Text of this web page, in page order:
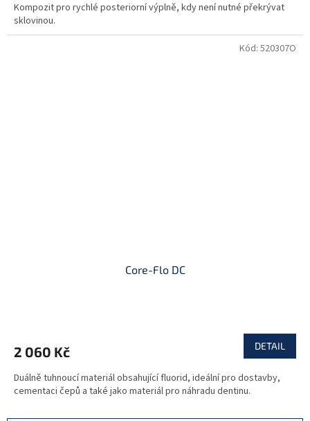
Kompozit pro rychlé posteriorní výplně, kdy není nutné překrývat
sklovinou.
Core-Flo DC
2 060 Kč DETAIL
Duálně tuhnoucí materiál obsahující fluorid, ideální pro dostavby,
cementaci čepů a také jako materiál pro náhradu dentinu.
Kód: 520307O